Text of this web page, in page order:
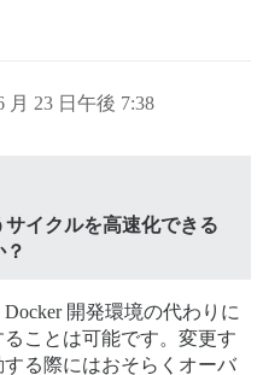
月 23 日午後 7:38
イクルを高速化できる
開発環境の代わりに
ことは可能です。変更す
る際にはおそらくオーバ